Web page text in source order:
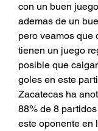
con un buen
ademas de un
pero veamos que
tienen un juego
posible que
goles en este
Zacatecas ha
88% de 8
este oponente en